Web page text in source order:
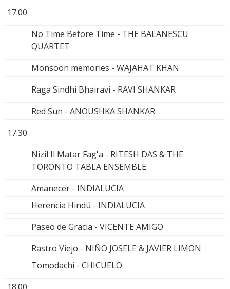
17.00
No Time Before Time - THE BALANESCU
QUARTET
Monsoon memories - WAJAHAT KHAN
Raga Sindhi Bhairavi - RAVI SHANKAR
Red Sun - ANOUSHKA SHANKAR
17.30
Nizil Il Matar Fag'a - RITESH DAS & THE
TORONTO TABLA ENSEMBLE
Amanecer - INDIALUCIA
Herencia Hindú - INDIALUCIA
Paseo de Gracia - VICENTE AMIGO
Rastro Viejo - NIÑO JOSELE & JAVIER LIMON
Tomodachi - CHICUELO